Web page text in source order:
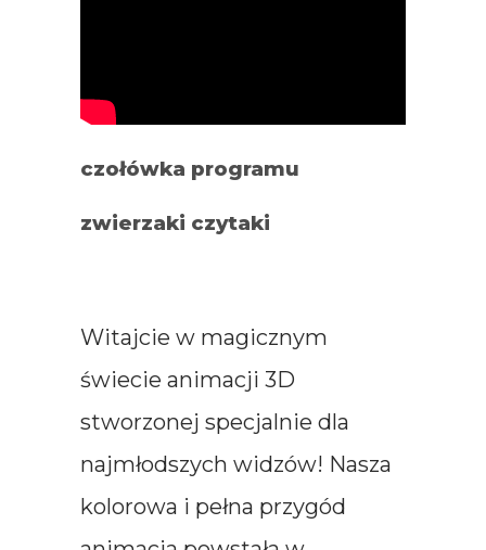
czołówka programu
zwierzaki czytaki
Witajcie w magicznym
świecie animacji 3D
stworzonej specjalnie dla
najmłodszych widzów! Nasza
kolorowa i pełna przygód